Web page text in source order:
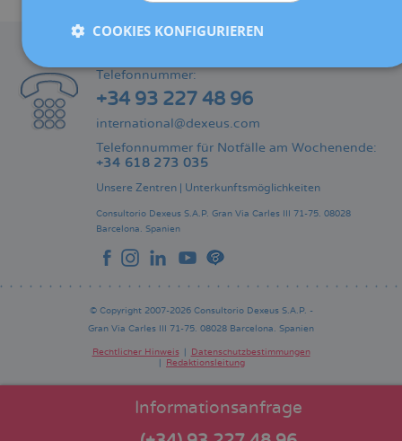
Informationsanfrage
Telefonnummer:
+34 93 227 48 96
international@dexeus.com
Telefonnummer für Notfälle am Wochenende:
+34 618 273 035
Unsere Zentren | Unterkunftsmöglichkeiten
Consultorio Dexeus S.A.P. Gran Via Carles III 71-75. 08028
Barcelona. Spanien
© Copyright 2007-2026 Consultorio Dexeus S.A.P. -
Gran Via Carles III 71-75. 08028 Barcelona. Spanien
de
Rechtlicher Hinweis
Datenschutzbestimmungen
Redaktionsleitung
COOKIES KONFIGURIEREN